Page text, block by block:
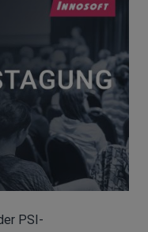
PSI-